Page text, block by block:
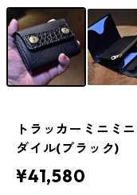
トラッカーミニミ
ダイル(ブラック)
¥41,580